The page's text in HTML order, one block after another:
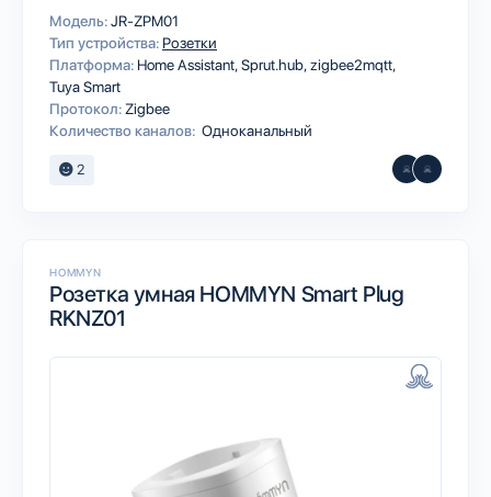
Модель:JR-ZPM01
Тип устройства: Розетки
Платформа: Home AssistantSprut.hubzigbee2mqtt
Tuya Smart
Протокол: Zigbee
Количество каналов: Одноканальный
2
HOMMYN
Розетка умная HOMMYN Smart Plug
RKNZ01